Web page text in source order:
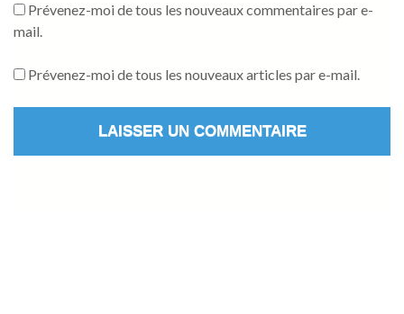
Prévenez-moi de tous les nouveaux commentaires par e-
mail.
Prévenez-moi de tous les nouveaux articles par e-mail.